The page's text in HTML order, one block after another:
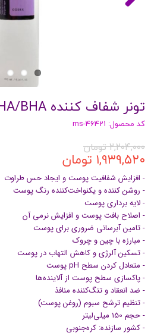
تونر شفاف کننده AHA/BHA
کد محصول: ms-46421
۲,۲۰۴,۰۰۰ تومان
۱,۹۳۹,۵۲۰ تومان
- افزایش شفافیت پوست و ایجاد حس طراوت
- روشن کننده و یکنواخت‌کننده رنگ پوست
- لایه برداری پوست
- اصلاح بافت پوست و افزایش نرمی آن
- تامین آبرسانی ضروری برای پوست
- مبارزه با چین و چروک
- تسکین آلرژی و کاهش التهاب در پوست
- متعادل کردن سطح pH پوست
- پاکسازی سطح پوست از آلاینده‌ها
- ضد انعقاد و تنگ‌کننده منافذ
- تنظیم ترشح سبوم (روغن پوست)
- حجم 150 میلی‌لیتر
- کشور سازنده: کره‌جنوبی